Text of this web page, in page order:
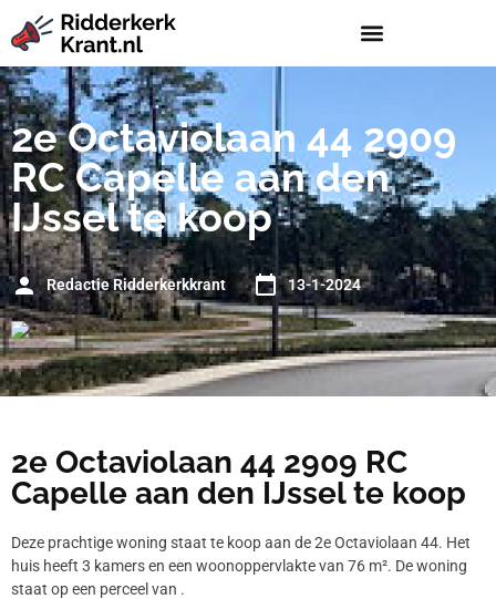
2e Octaviolaan 44 2909
RC Capelle aan den
IJssel te koop
Redactie Ridderkerkkrant 13-1-2024
2e Octaviolaan 44 2909 RC
Capelle aan den IJssel te koop
Deze prachtige woning staat te koop aan de 2e Octaviolaan 44. Het
huis heeft 3 kamers en een woonoppervlakte van 76 m². De woning
staat op een perceel van .